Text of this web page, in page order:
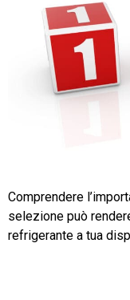
Comprendere
selezione può
refrigerante a tua